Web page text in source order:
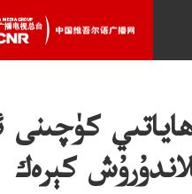
كۈچىنى
كېرەك